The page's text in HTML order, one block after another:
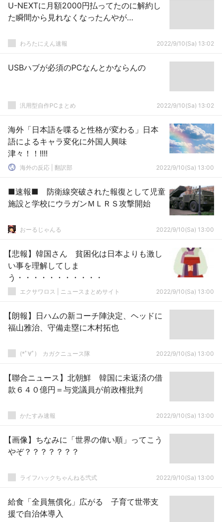
U-NEXTに月額2000円払ってたのに解約し
た瞬間から見れなくなったんやが…
わろたにえん速報 2022/9/10(Sa) 13:02
USBハブが必須のPCなんとかならんの
汎用型自作PCまとめ 2022/9/10(Sa) 13:02
海外「日本語を喋ると性格が変わる」日本
語によるキャラ変化に外国人興味
津々！！!!!!
海外の反応 | 翻訳部 2022/9/10(Sa) 13:00
■速報■ 防衛線突破された報復として児童
施設と学校にウラガンＭＬＲＳ攻撃開始
おーるじゃんる 2022/9/10(Sa) 13:00
【悲報】韓国さん 貧困化は日本よりも激し
い事を理解してしま
う・・・・・・・・・・・
エクサワロス | ニュースまとめサイト 2022/9/10(Sa) 13:00
【朗報】日ハムの新コーチ陣決定、ヘッドに
福山雅治、守備走塁に木村拓也
(*ﾟ∀ﾟ)ゞカガクニュース隊 2022/9/10(Sa) 13:00
【聯合ニュース】北朝鮮 韓国に未返済の借
款６４０億円＝与党議員が前政権批判
かたすみ速報 2022/9/10(Sa) 13:00
【画像】ちなみに「世界の偉い順」ってこう
やぞ？？？？？？？
ライフハックちゃんねる弐式 2022/9/10(Sa) 13:00
給食「全員無償化」広がる 子育て世帯支
援で自治体導入